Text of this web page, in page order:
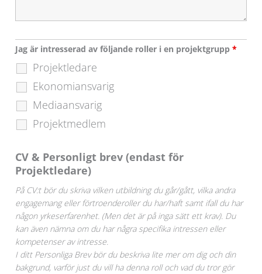
Jag är intresserad av följande roller i en projektgrupp*
Projektledare
Ekonomiansvarig
Mediaansvarig
Projektmedlem
CV & Personligt brev (endast för
Projektledare)
På CV:t bör du skriva vilken utbildning du går/gått, vilka andra
engagemang eller förtroenderoller du har/haft samt ifall du har
någon yrkeserfarenhet. (Men det är på inga sätt ett krav). Du
kan även nämna om du har några specifika intressen eller
kompetenser av intresse.
I ditt Personliga Brev bör du beskriva lite mer om dig och din
bakgrund, varför just du vill ha denna roll och vad du tror gör